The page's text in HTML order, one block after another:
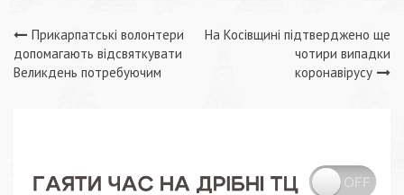
Навігація
записів
Прикарпатські волонтери
допомагають відсвяткувати
Великдень потребуючим
На Косівщині підтверджено ще
чотири випадки
коронавірусу